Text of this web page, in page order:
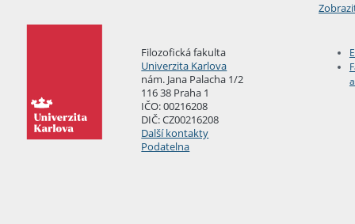
Filozofická fakulta
Univerzita Karlova
nám. Jana Palacha 1/2
116 38 Praha 1
IČO: 00216208
DIČ: CZ00216208
Další kontakty
Podatelna